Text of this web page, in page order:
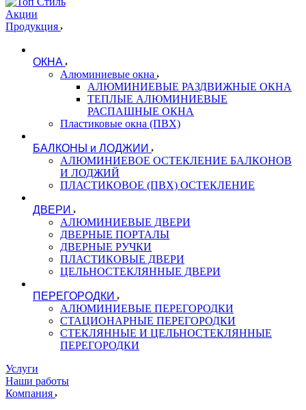
Акции
Продукция
ОКНА
Алюминиевые окна
АЛЮМИНИЕВЫЕ РАЗДВИЖНЫЕ ОКНА
ТЕПЛЫЕ АЛЮМИНИЕВЫЕ
РАСПАШНЫЕ ОКНА
Пластиковые окна (ПВХ)
БАЛКОНЫ и ЛОДЖИИ
АЛЮМИНИЕВОЕ ОСТЕКЛЕНИЕ БАЛКОНОВ
И ЛОДЖИЙ
ПЛАСТИКОВОЕ (ПВХ) ОСТЕКЛЕНИЕ
ДВЕРИ
АЛЮМИНИЕВЫЕ ДВЕРИ
ДВЕРНЫЕ ПОРТАЛЫ
ДВЕРНЫЕ РУЧКИ
ПЛАСТИКОВЫЕ ДВЕРИ
ЦЕЛЬНОСТЕКЛЯННЫЕ ДВЕРИ
ПЕРЕГОРОДКИ
АЛЮМИНИЕВЫЕ ПЕРЕГОРОДКИ
СТАЦИОНАРНЫЕ ПЕРЕГОРОДКИ
СТЕКЛЯННЫЕ И ЦЕЛЬНОСТЕКЛЯННЫЕ
ПЕРЕГОРОДКИ
Услуги
Наши работы
Компания